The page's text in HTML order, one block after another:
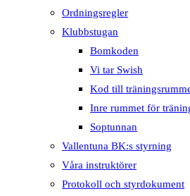
Ordningsregler
Klubbstugan
Bomkoden
Vi tar Swish
Kod till
Inre rummet för
Soptunnan
Vallentuna BK:s styrning
Våra instruktörer
Protokoll och styrdokument